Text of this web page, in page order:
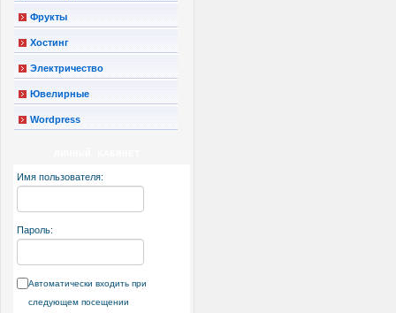
Фрукты
Хостинг
Электричество
Ювелирные
Wordpress
Имя пользователя:
Пароль:
Автоматически входить при
следующем посещении